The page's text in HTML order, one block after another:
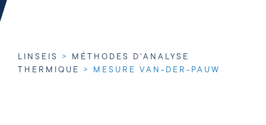
LINSEIS > MÉTHODES D’ANALYSE
THERMIQUE
> MESURE VAN-DER-PAUW